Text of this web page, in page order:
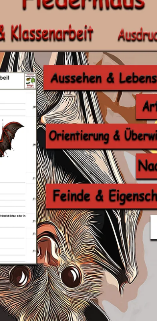
Unterrichtsmaterial - Nur 2,10 € für 66
Vorbereitung für die nächste Prüfung.